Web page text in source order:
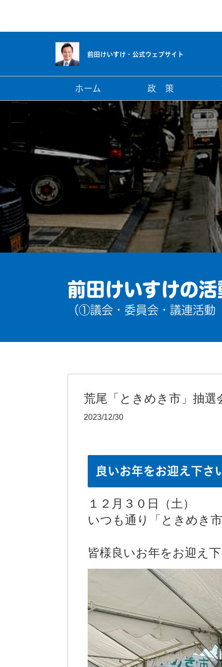
前田けいすけ・ 公式ウェブサイト
ホーム 政 策
前田けいすけの
（①議会・委員会・議連活
荒尾「ときめき市」抽選
2023/12/30
良いお年をお迎え下さ
１２月３０日（土）
いつも通り「ときめき
皆様良いお年をお迎え